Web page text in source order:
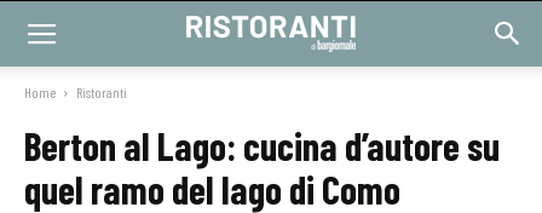
Home Ristoranti
Berton al Lago: cucina d’autore su
quel ramo del lago di Como